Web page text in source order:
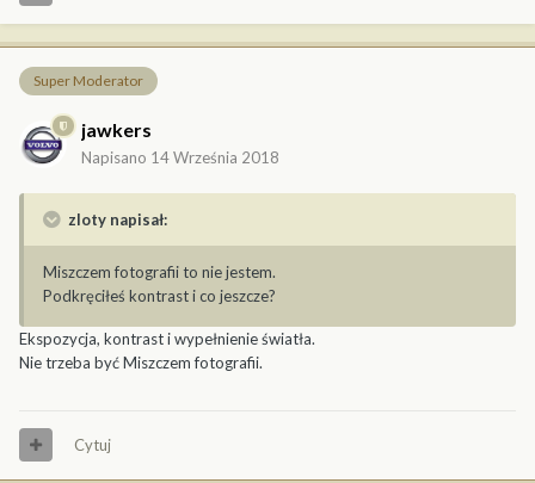
Super Moderator
jawkers
Napisano 14 Września 2018
zloty napisał:
Miszczem fotografii to nie jestem.
Podkręciłeś kontrast i co jeszcze?
Ekspozycja, kontrast i wypełnienie światła.
Nie trzeba być Miszczem fotografii.
Cytuj